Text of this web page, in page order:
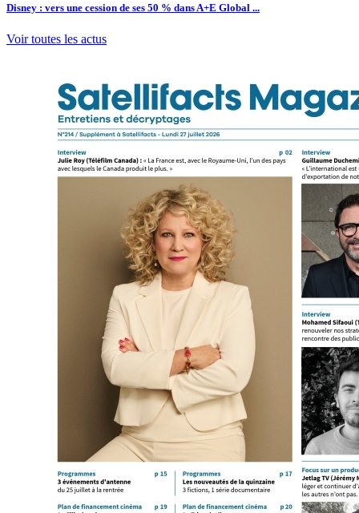
Disney : vers une cession de ses 50 % dans A+E Global ...
Voir toutes les actus